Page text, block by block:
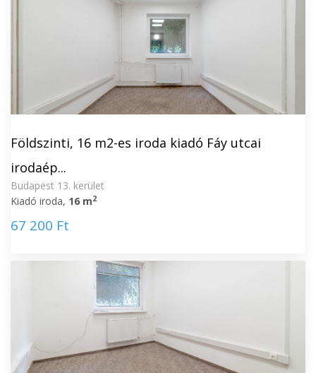
Földszinti, 16 m2-es iroda kiadó Fáy utcai
irodaép...
Budapest 13. kerület
Kiadó iroda, 16 m2
67 200 Ft